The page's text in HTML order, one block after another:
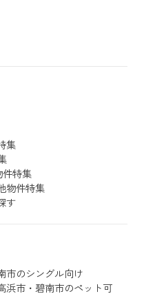
集
件特集
物件特集
す
市のシングル向け
浜市・碧南市のペット可